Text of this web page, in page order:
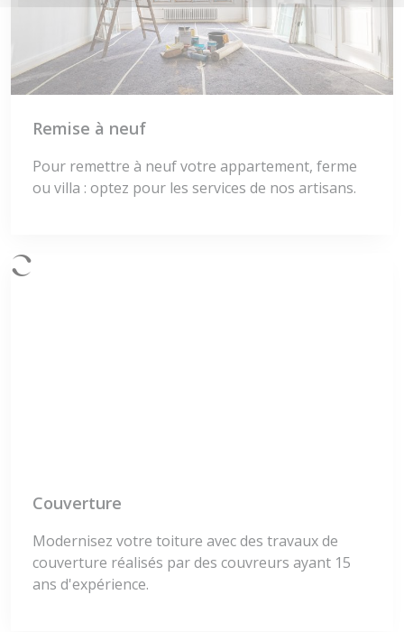
Remise à neuf
Pour remettre à neuf votre appartement, ferme
ou villa : optez pour les services de nos artisans.
Couverture
Modernisez votre toiture avec des travaux de
couverture réalisés par des couvreurs ayant 15
ans d'expérience.